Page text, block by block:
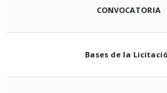
CONVOCATORIA
Bases de la